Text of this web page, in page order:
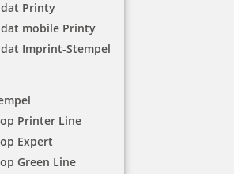
Printy
mobile Printy
Imprint-Stempel
Printer Line
Expert
Green Line
FILTERN
€+